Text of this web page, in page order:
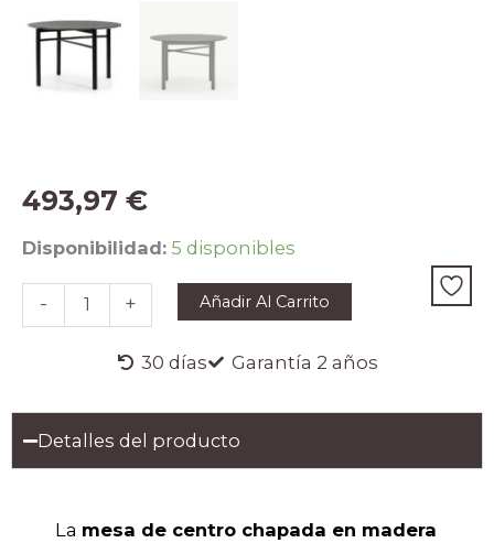
493,97 €
Disponibilidad: 5 disponibles
-
Mesa
Centro
Chapada
en
Colección
Junco
+ Añadir Al Carrito
30 días Garantía 2 años
Detalles del producto
La mesa de centro chapada en madera